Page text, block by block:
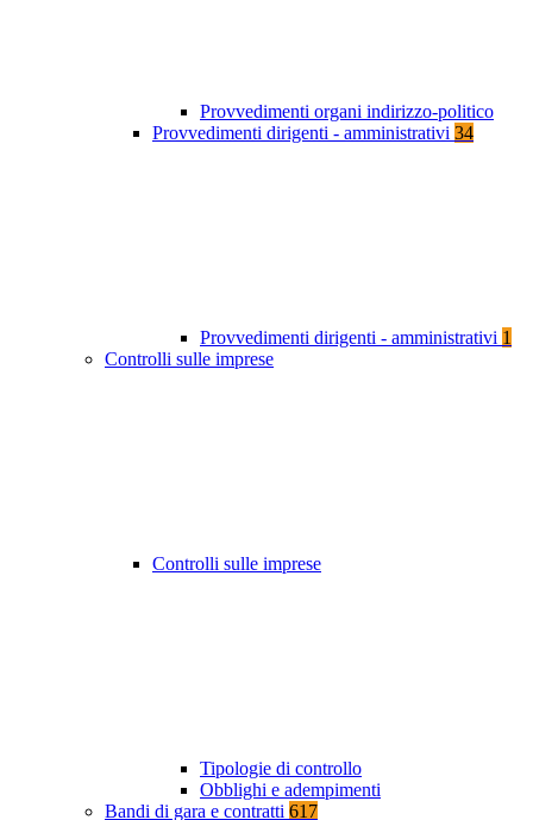
Provvedimenti organi indirizzo-politico
Provvedimenti dirigenti - amministrativi 34
Provvedimenti dirigenti - amministrativi 1
Controlli sulle imprese
Controlli sulle imprese
Tipologie di controllo
Obblighi e adempimenti
Bandi di gara e contratti 617